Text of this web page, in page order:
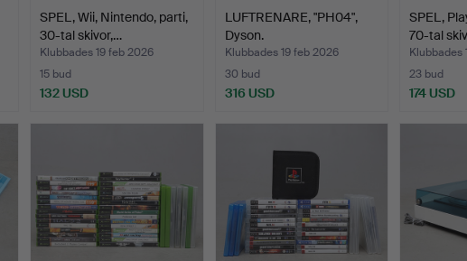
SPEL, Wii, Nintendo, parti,
30-tal skivor,…
Klubbades 19 feb 2026
15 bud
132 USD
LUFTRENARE, "PH04",
Dyson.
Klubbades 19 feb 2026
30 bud
316 USD
SPEL,
70-tal
Klubbades
23 bud
174 USD